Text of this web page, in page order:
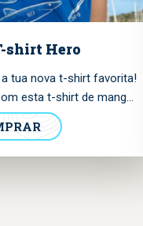
shirt Hero
tua nova t-shirt favorita!
esta t-shirt de manga
tons de azul. Tem o
no peito e o emblema
Oceanos” nas costas,